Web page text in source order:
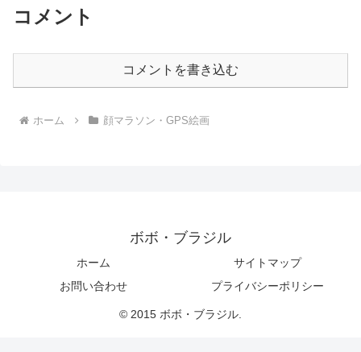
コメント
コメントを書き込む
ホーム 顔マラソン・GPS絵画
ボボ・ブラジル
ホーム
サイトマップ
お問い合わせ
プライバシーポリシー
© 2015 ボボ・ブラジル.